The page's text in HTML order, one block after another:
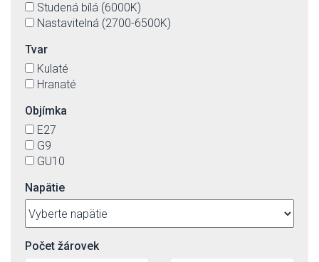
Studená bílá (6000K)
Nastavitelná (2700-6500K)
Tvar
Kulaté
Hranaté
Objímka
E27
G9
GU10
Napätie
Počet žárovek